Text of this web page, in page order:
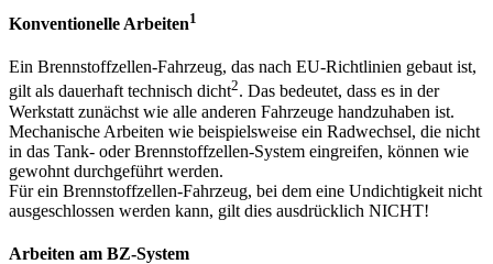
Konventionelle Arbeiten1
Ein Brennstoffzellen-Fahrzeug, das nach EU-Richtlinien gebaut ist,
gilt als dauerhaft technisch dicht2. Das bedeutet, dass es in der
Werkstatt zunächst wie alle anderen Fahrzeuge handzuhaben ist.
Mechanische Arbeiten wie beispielsweise ein Radwechsel, die nicht
in das Tank- oder Brennstoffzellen-System eingreifen, können wie
gewohnt durchgeführt werden.
Für ein Brennstoffzellen-Fahrzeug, bei dem eine Undichtigkeit nicht
ausgeschlossen werden kann, gilt dies ausdrücklich NICHT!
Arbeiten am BZ-System